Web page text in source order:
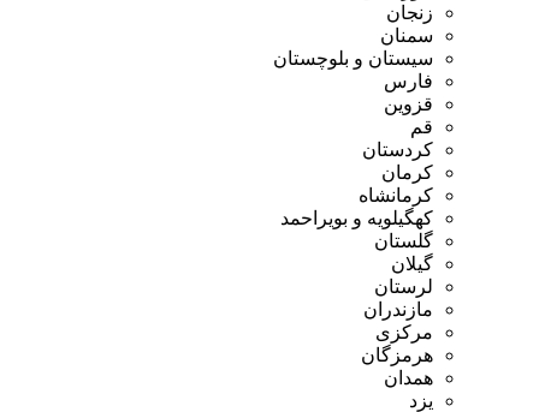
زنجان
سمنان
سیستان و بلوچستان
فارس
قزوین
قم
کردستان
کرمان
کرمانشاه
کهگیلویه و بویراحمد
گلستان
گیلان
لرستان
مازندران
مرکزی
هرمزگان
همدان
یزد